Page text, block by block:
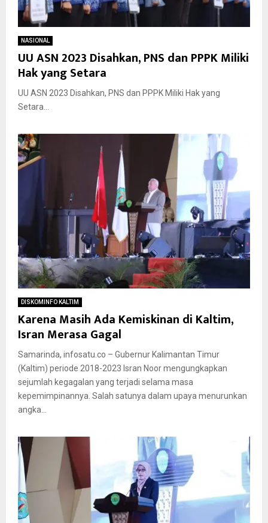
NASIONAL
UU ASN 2023 Disahkan, PNS dan PPPK Miliki
Hak yang Setara
UU ASN 2023 Disahkan, PNS dan PPPK Miliki Hak yang
Setara...
DISKOMINFO KALTIM
Karena Masih Ada Kemiskinan di Kaltim,
Isran Merasa Gagal
Samarinda, infosatu.co – Gubernur Kalimantan Timur
(Kaltim) periode 2018-2023 Isran Noor mengungkapkan
sejumlah kegagalan yang terjadi selama masa
kepemimpinannya. Salah satunya dalam upaya menurunkan
angka...